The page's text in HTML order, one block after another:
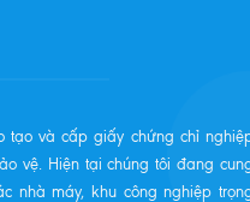
tạo và cấp giấy chứng chỉ
vệ. Hiện tại chúng tôi đang
nhà máy, khu công nghiệp